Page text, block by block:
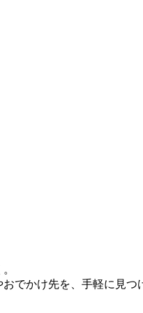
でかけ先を、手軽に見つ